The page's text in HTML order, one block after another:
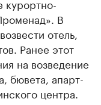
курортно-
В
отель,
Ранее этот
на возведение
бювета, апарт-
центра.